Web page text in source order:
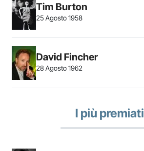
Tim Burton
25 Agosto 1958
David Fincher
28 Agosto 1962
I più premiati